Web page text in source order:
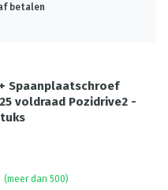
betalen
Spaanplaatschroef
voldraad Pozidrive2 -
(meer dan 500)